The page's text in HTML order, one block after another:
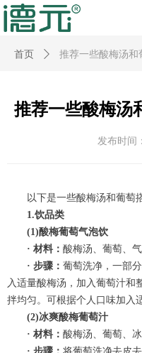
首页 ꄲ 推荐一些酸梅汤和
推荐一些酸梅汤
以下是一些酸梅汤和葡萄搭
1.饮品类
(1)酸梅葡萄气泡饮
· 材料： 酸梅汤、葡萄、
· 步骤： 葡萄洗净，一部
入适量酸梅汤，加入葡萄汁和
拌均匀。可根据个人口味加入
(2)冰爽酸梅葡萄汁
· 材料： 酸梅汤、葡萄、冰
发布时间：